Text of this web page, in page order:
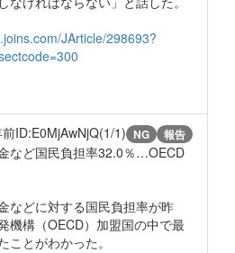
JArticle/298693?
ID:E0MjAwNjQ(1/1) NG 報告
など国民負担率32.0％…OECD
などに対する国民負担率が昨
機構（OECD）加盟国の中で最
ことがわかった。